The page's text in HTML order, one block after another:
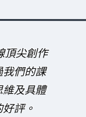
頂尖創作
們的課
及具體
評。